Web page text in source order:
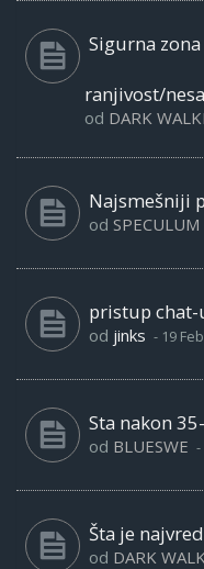
Sigurna zona
ranjivost/
od DARK
Najsmešniji
od
pristup chat-
od jinks - 19
Sta nakon
od BLUESWE -
Šta je
od DARK